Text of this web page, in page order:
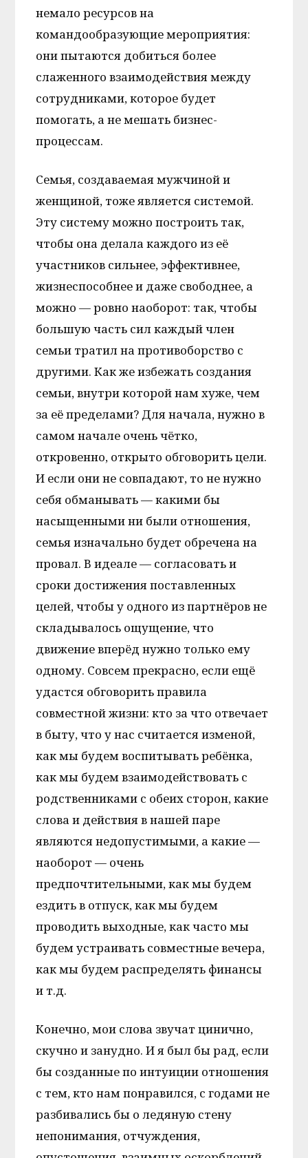
немало ресурсов на
командообразующие мероприятия:
они пытаются добиться более
слаженного взаимодействия между
сотрудниками, которое будет
помогать, а не мешать бизнес-
процессам.
Семья, создаваемая мужчиной и
женщиной, тоже является системой.
Эту систему можно построить так,
чтобы она делала каждого из её
участников сильнее, эффективнее,
жизнеспособнее и даже свободнее, а
можно — ровно наоборот: так, чтобы
большую часть сил каждый член
семьи тратил на противоборство с
другими. Как же избежать создания
семьи, внутри которой нам хуже, чем
за её пределами? Для начала, нужно в
самом начале очень чётко,
откровенно, открыто обговорить цели.
И если они не совпадают, то не нужно
себя обманывать — какими бы
насыщенными ни были отношения,
семья изначально будет обречена на
провал. В идеале — согласовать и
сроки достижения поставленных
целей, чтобы у одного из партнёров не
складывалось ощущение, что
движение вперёд нужно только ему
одному. Совсем прекрасно, если ещё
удастся обговорить правила
совместной жизни: кто за что отвечает
в быту, что у нас считается изменой,
как мы будем воспитывать ребёнка,
как мы будем взаимодействовать с
родственниками с обеих сторон, какие
слова и действия в нашей паре
являются недопустимыми, а какие —
наоборот — очень
предпочтительными, как мы будем
ездить в отпуск, как мы будем
проводить выходные, как часто мы
будем устраивать совместные вечера,
как мы будем распределять финансы
и т.д.
Конечно, мои слова звучат цинично,
скучно и занудно. И я был бы рад, если
бы созданные по интуиции отношения
с тем, кто нам понравился, с годами не
разбивались бы о ледяную стену
непонимания, отчуждения,